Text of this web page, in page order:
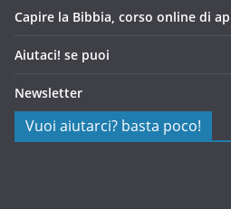
Capire la Bibbia, corso online di
Aiutaci! se puoi
Newsletter
Vuoi aiutarci? basta poco!